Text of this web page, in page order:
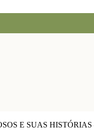
E SUAS HISTÓRIAS